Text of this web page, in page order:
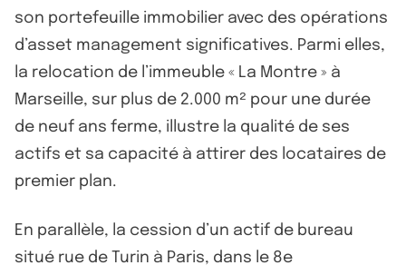
son portefeuille immobilier avec des opérations
d’asset management significatives. Parmi elles,
la relocation de l’immeuble « La Montre » à
Marseille, sur plus de 2.000 m² pour une durée
de neuf ans ferme, illustre la qualité de ses
actifs et sa capacité à attirer des locataires de
premier plan.
En parallèle, la cession d’un actif de bureau
situé rue de Turin à Paris, dans le 8e